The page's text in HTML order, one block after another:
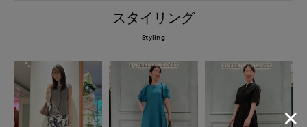
スタイリング
Styling